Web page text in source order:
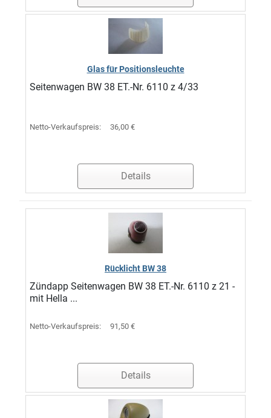
Glas für Positionsleuchte
Seitenwagen BW 38 ET.-Nr. 6110 z 4/33
Netto-Verkaufspreis: 36,00 €
Details
Rücklicht BW 38
Zündapp Seitenwagen BW 38 ET.-Nr. 6110 z 21 -
mit Hella ...
Netto-Verkaufspreis: 91,50 €
Details